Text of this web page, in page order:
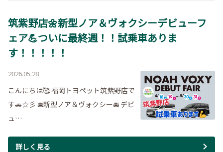
筑紫野店🌼新型ノア＆ヴォクシーデビューフ
ェア💪ついに最終週！！試乗車ありま
す！！！！！
2026.05.28
こんにちは🥰 福岡トヨペット筑紫野店で
す🚗☆彡 🚘新型ノア＆ヴォクシー🚘 デビ
ュ…
詳しく見る